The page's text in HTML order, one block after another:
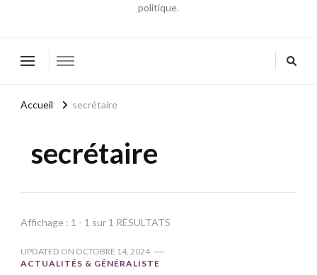
politique.
Accueil secrétaire
secrétaire
Affichage : 1 - 1 sur 1 RÉSULTATS
UPDATED ON OCTOBRE 14, 2024
ACTUALITÉS & GÉNÉRALISTE